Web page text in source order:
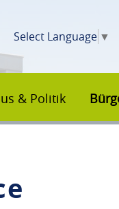
Select Language ▼
& Politik